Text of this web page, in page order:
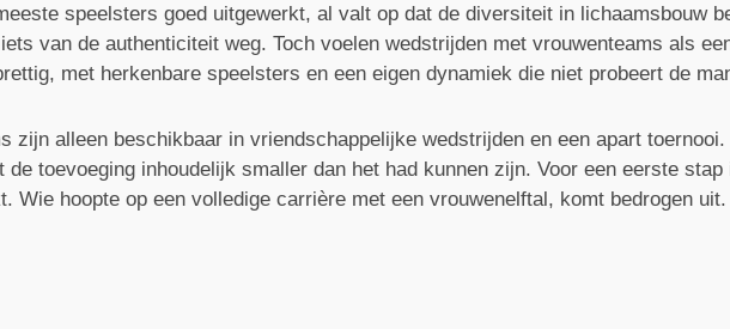
speelsters goed uitgewerkt, al valt op dat de diversiteit in lichaamsbouw
van de authenticiteit weg. Toch voelen wedstrijden met vrouwenteams als
met herkenbare speelsters en een eigen dynamiek die niet probeert de
zijn alleen beschikbaar in vriendschappelijke wedstrijden en een apart
toevoeging inhoudelijk smaller dan het had kunnen zijn. Voor een eerste
Wie hoopte op een volledige carrière met een vrouwenelftal, komt bedrogen uit.